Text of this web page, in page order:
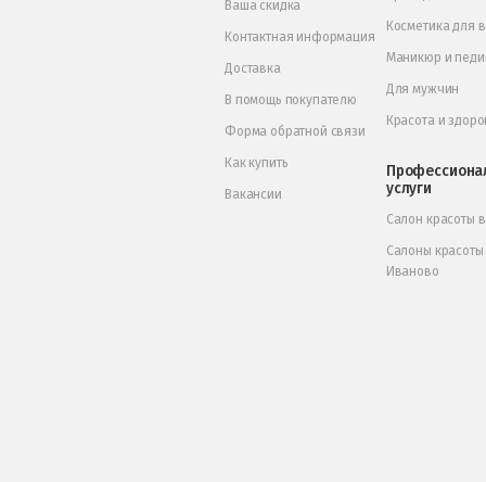
Ваша скидка
Контактная информация
Доставка
В помощь покупателю
Форма обратной связи
Как купить
Вакансии
Косметика для
Маникюр и
Для мужчин
Красота и
услуги
Салон красоты
Салоны красоты
Иваново